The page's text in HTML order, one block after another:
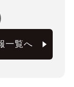
一覧へ